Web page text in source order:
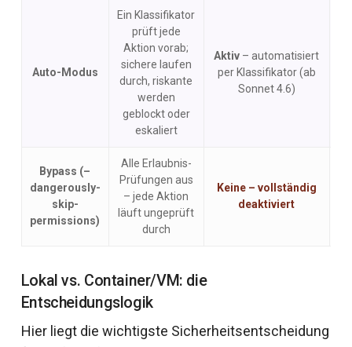
Auto-Modus
Ein Klassifikator
prüft jede
Aktion vorab;
sichere laufen
durch, riskante
werden
geblockt oder
eskaliert
Aktiv – automatisiert
per Klassifikator (ab
Sonnet 4.6)
Bypass (–
dangerously-
skip-
permissions)
Alle Erlaubnis-
Prüfungen aus
– jede Aktion
läuft ungeprüft
durch
Keine– vollständig
deaktiviert
Lokal vs. Container/VM: die
Entscheidungslogik
Hier liegt die wichtigste Sicherheitsentscheidung